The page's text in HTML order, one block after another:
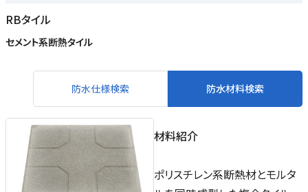
RBタイル
セメント系断熱タイル
防水仕様検索 防水材料検索
材料紹介
ポリスチレン系断熱材とモルタ